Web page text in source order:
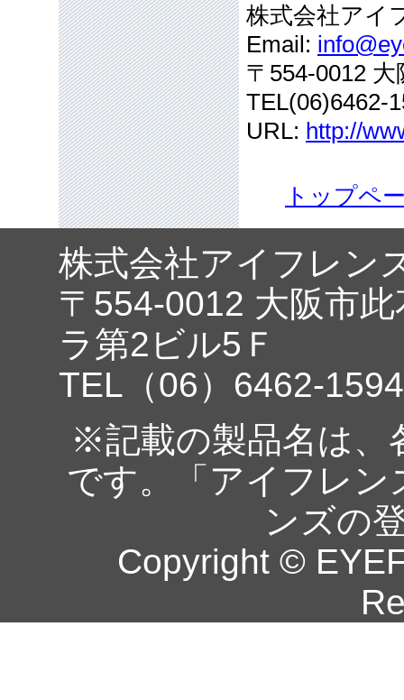
株式会社アイ
Email:
〒554-0012
TEL(06)6462-
URL: http://
トップペ
株式会社アイフレン
〒554-0012 大阪市
ラ第2ビル5Ｆ
TEL（06）6462-
※記載の製品名は、
です。「アイフレ
ンズの
Copyright ©